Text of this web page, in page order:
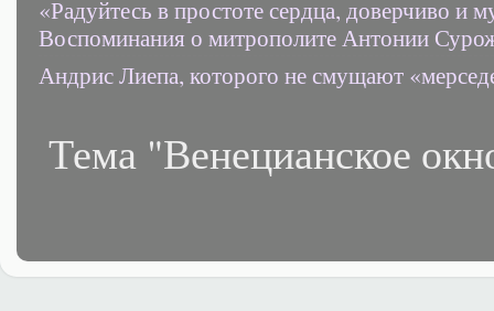
«Радуйтесь в простоте сердца, доверчиво и
Воспоминания о митрополите Антонии
Андрис Лиепа, которого не смущают
Тема "Венецианское